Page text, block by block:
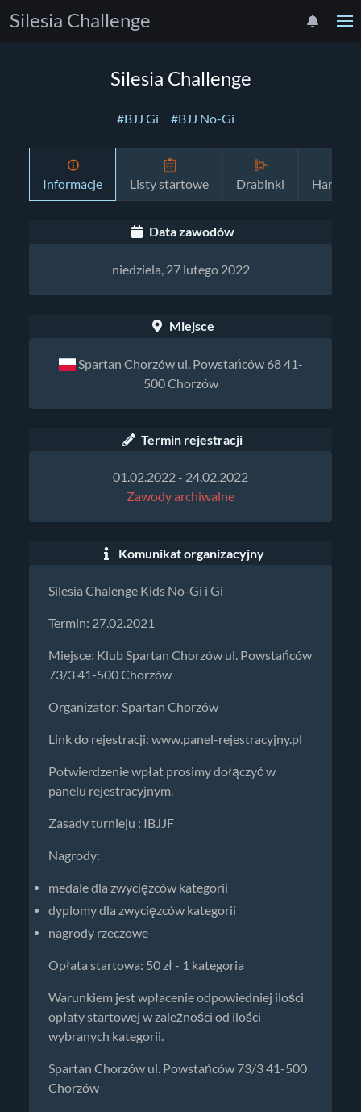
Silesia Challenge
Silesia Challenge
#BJJ Gi #BJJ No-Gi
Informacje Listy startowe Drabinki
Data zawodów
niedziela, 27 lutego 2022
Miejsce
Spartan Chorzów ul. Powstańców 68 41-
500 Chorzów
Termin rejestracji
01.02.2022 - 24.02.2022
Zawody archiwalne
Komunikat organizacyjny
Silesia Chalenge Kids No-Gi i Gi
Termin: 27.02.2021
Miejsce: Klub Spartan Chorzów ul. Powstańców
73/3 41-500 Chorzów
Organizator: Spartan Chorzów
Link do rejestracji: www.panel-rejestracyjny.pl
Potwierdzenie wpłat prosimy dołączyć w
panelu rejestracyjnym.
Zasady turnieju : IBJJF
Nagrody:
medale dla zwycięzców kategorii
dyplomy dla zwycięzców kategorii
nagrody rzeczowe
Opłata startowa: 50 zł - 1 kategoria
Warunkiem jest wpłacenie odpowiedniej ilości
opłaty startowej w zależności od ilości
wybranych kategorii.
Spartan Chorzów ul. Powstańców 73/3 41-500
Chorzów